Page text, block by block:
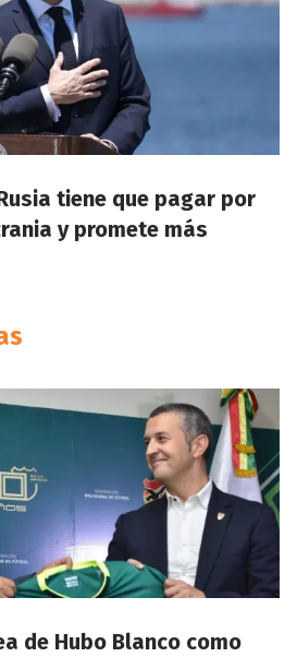
tiene que pagar por
y promete más
de Hubo Blanco como